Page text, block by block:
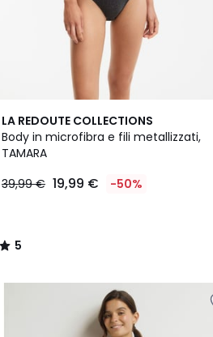
LA REDOUTE COLLECTIONS
Body in microfibra e fili metallizzati,
TAMARA
39,99 € 19,99 € -50%
5
/
5
5
/